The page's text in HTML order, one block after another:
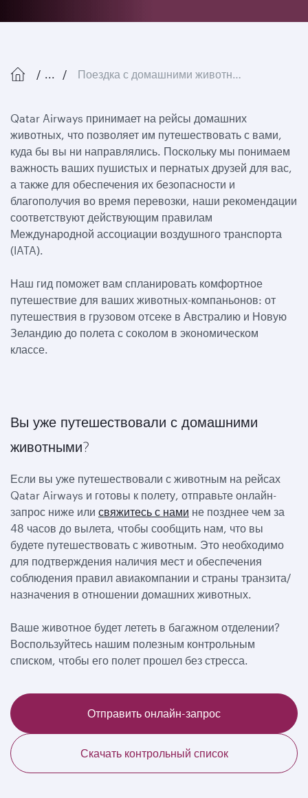
... Поездка с домашними животными
Qatar Airways принимает на рейсы домашних
животных, что позволяет им путешествовать с вами,
куда бы вы ни направлялись. Поскольку мы понимаем
важность ваших пушистых и пернатых друзей для вас,
а также для обеспечения их безопасности и
благополучия во время перевозки, наши рекомендации
соответствуют действующим правилам
Международной ассоциации воздушного транспорта
(IATA).
Наш гид поможет вам спланировать комфортное
путешествие для ваших животных-компаньонов: от
путешествия в грузовом отсеке в Австралию и Новую
Зеландию до полета с соколом в экономическом
классе.
Вы уже путешествовали с домашними
животными?
Если вы уже путешествовали с животным на рейсах
Qatar Airways и готовы к полету, отправьте онлайн-
запрос ниже или свяжитесь с нами не позднее чем за
48 часов до вылета, чтобы сообщить нам, что вы
будете путешествовать с животным. Это необходимо
для подтверждения наличия мест и обеспечения
соблюдения правил авиакомпании и страны транзита/
назначения в отношении домашних животных.
Ваше животное будет лететь в багажном отделении?
Воспользуйтесь нашим полезным контрольным
списком, чтобы его полет прошел без стресса.
Отправить онлайн-запрос
Скачать контрольный список